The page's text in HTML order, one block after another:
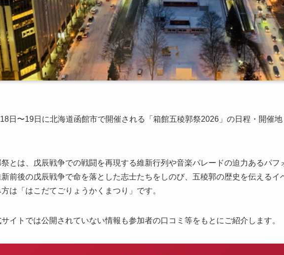
日〜19日に北海道函館市で開催される「箱館五稜郭祭2026」の日程・開催
とは、戊辰戦争での戦闘を再現する維新行列や音楽パレードの迫力あるパフ
前後の戊辰戦争で命を落とした志士たちをしのび、五稜郭の歴史を伝えるイ
は「はこだてごりょうかくまつり」です。
イトでは公開されていない情報も参加者の口コミ等をもとにご紹介します。